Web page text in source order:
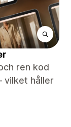
ren kod
vilket håller